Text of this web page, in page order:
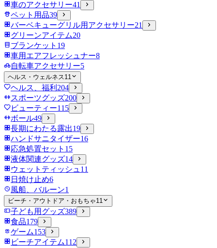
車のアクセサリー41
ペット用品39
バーベキューグリル用アクセサリー21
グリーンアイテム20
ブランケット 19
車用エアフレッシュナー8
自転車アクセサリー5
ヘルス・ウェルネス11
ヘルス、福利 204
スポーツグッズ200
ビューティー115
ボール49
長期にわたる露出19
ハンドサニタイザー16
応急処置セット 15
液体関連グッズ14
ウェットティッシュ 11
日焼け止め6
風船、バルーン1
ビーチ・アウトドア・おもちゃ11
子ども用グッズ389
食品179
ゲーム153
ビーチアイテム112